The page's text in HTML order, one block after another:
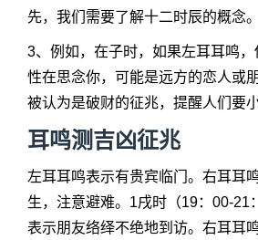
先，我们需要了解十二时辰的概念。
3、例如，在子时，如果左耳耳鸣
性在思念你，可能是远方的恋人或
被认为是破财的征兆，提醒人们要
耳鸣测吉凶征兆
左耳耳鸣表示有贵宾临门。右耳耳
生，注意避难。1戌时（19：00-21
表示朋友络绎不绝地到访。右耳耳